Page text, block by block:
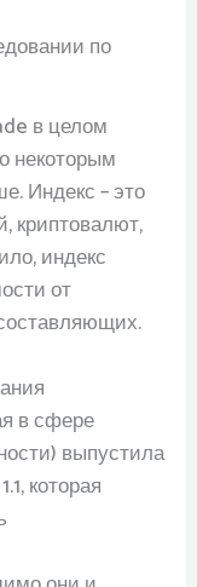
по
в целом
некоторым
Индекс – это
криптовалют,
индекс
от
в сфере
выпустила
которая